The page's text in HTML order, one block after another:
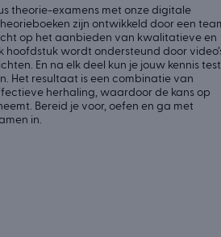
theorie-examens met onze digitale
zijn ontwikkeld door een
op het aanbieden van kwalitatieve en
hoofdstuk wordt ondersteund door
En na elk deel kun je jouw kennis
Het resultaat is een combinatie van
herhaling, waardoor de kans op
Bereid je voor, oefen en ga met
in.